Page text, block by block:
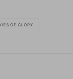
OF GLORY